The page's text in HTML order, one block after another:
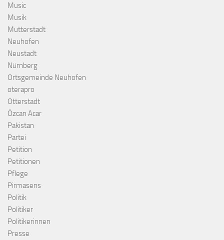
Music
Musik
Mutterstadt
Neuhofen
Neustadt
Nürnberg
Ortsgemeinde Neuhofen
oterapro
Otterstadt
Özcan Acar
Pakistan
Partei
Petition
Petitionen
Pflege
Pirmasens
Politik
Politiker
Politikerinnen
Presse